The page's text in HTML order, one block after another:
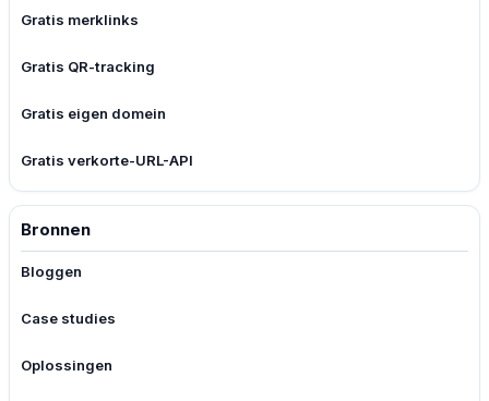
Gratis merklinks
Gratis QR-tracking
Gratis eigen domein
Gratis verkorte-URL-API
Bronnen
Bloggen
Case studies
Oplossingen